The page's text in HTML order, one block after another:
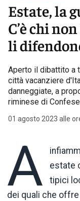
Estate, la
C’è chi
li
Aperto il dibattito a
città vacanziere
danneggiate, a
riminese di
01 agosto 2023 alle
A
estate
tipici
dei quali che offre